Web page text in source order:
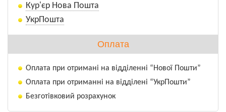
Біогловіт Гумат Калія захищає рослини від
захворювань і допомагає швидко
адаптуватися до несприятливих погодних
умов. На сьогоднішній день все більше
аграріїв воліють займатися органічним
землеробством, і важлива роль
відводиться гуматам. Їх ефектівность
доведена часом.
Кур'єр Нова Пошта
УкрПошта
Оплата
Оплата при отримані на відділенні “Нової Пошти”
Оплата при отриманні на відділені “УкрПошти”
Безготівковий розрахунок